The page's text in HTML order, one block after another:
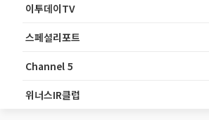
이투데이TV
스페셜리포트
Channel 5
위너스IR클럽